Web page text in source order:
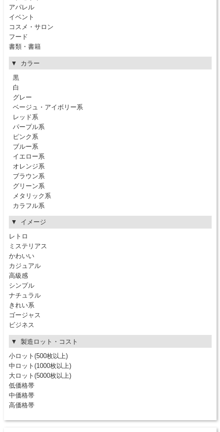
アパレル
イベント
コスメ・サロン
フード
書類・書籍
カラー
黒
白
グレー
ベージュ・アイボリー系
レッド系
パープル系
ピンク系
ブルー系
イエロー系
オレンジ系
ブラウン系
グリーン系
メタリック系
カラフル系
イメージ
レトロ
ミステリアス
かわいい
カジュアル
高級感
シンプル
ナチュラル
きれい系
ゴージャス
ビジネス
製造ロット・コスト
小ロット(500枚以上)
中ロット(1000枚以上)
大ロット(5000枚以上)
低価格帯
中価格帯
高価格帯